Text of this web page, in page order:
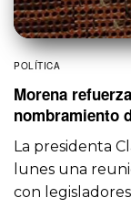
POLÍTICA
Morena
nombramiento
La presidenta
lunes una
con